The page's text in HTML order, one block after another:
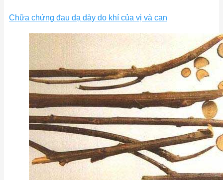
Chữa chứng đau dạ dày do khí của vị và can